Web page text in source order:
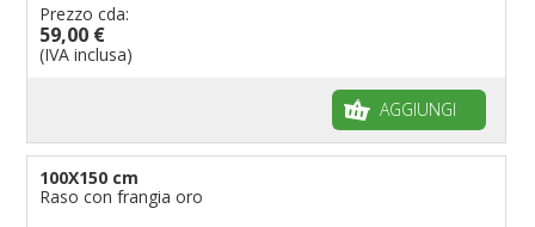
Prezzo cda:
59,00 €
(IVA inclusa)
AGGIUNGI
100X150 cm
Raso con frangia oro